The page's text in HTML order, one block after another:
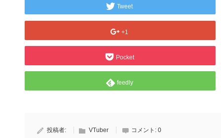
Tweet
+1
Pocket
feedly
投稿者: VTuber コメント: 0